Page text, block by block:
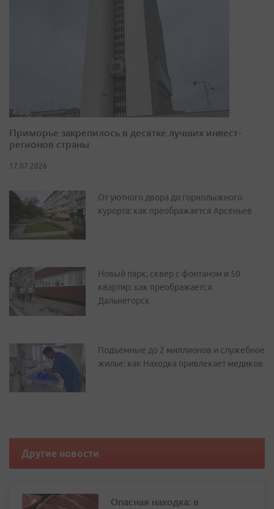
Приморье закрепилось в десятке лучших инвест-
регионов страны
17.07.2026
От уютного двора до горнолыжного
курорта: как преображается Арсеньев
Новый парк, сквер с фонтаном и 50
квартир: как преображается
Дальнегорск
Подъемные до 2 миллионов и служебное
жилье: как Находка привлекает медиков
Другие новости
Опасная находка: в